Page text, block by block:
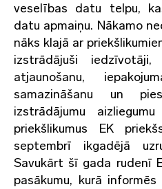
veselības datu telpu,
datu apmaiņu. Nākamo
nāks klajā ar
izstrādājuši
atjaunošanu,
samazināšanu un
izstrādājumu
priekšlikumus EK
septembrī ikgadējā
Savukārt šī gada rudenī
pasākumu, kurā